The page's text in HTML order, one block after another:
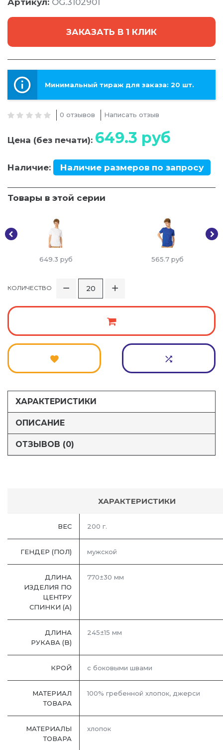
Артикул: OG.3102901
ЗАКАЗАТЬ В 1 КЛИК
Минимальный тираж для заказа: 20 шт.
0 отзывов Написать отзыв
Цена (без печати): 649.3 руб
Наличие: Наличие размеров по запросу
Товары в этой серии
649.3 руб 565.7руб
КОЛИЧЕСТВО
ХАРАКТЕРИСТИКИ
ОПИСАНИЕ
ОТЗЫВОВ (0)
ХАРАКТЕРИСТИКИ
ВЕС 200 г.
ГЕНДЕР (ПОЛ) мужской
ДЛИНА
ИЗДЕЛИЯ ПО
ЦЕНТРУ
СПИНКИ (A)
770±30 мм
ДЛИНА
РУКАВА (B)
245±15 мм
КРОЙ с боковыми швами
МАТЕРИАЛ
ТОВАРА
100% гребенной хлопок, джерси
МАТЕРИАЛЫ
ТОВАРА
хлопок